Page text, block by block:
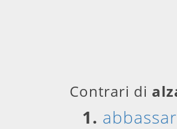
Contrari di
1.